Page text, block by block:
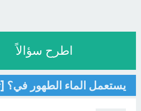
اطرح سؤالاً
يستعمل الماء الطهور في؟